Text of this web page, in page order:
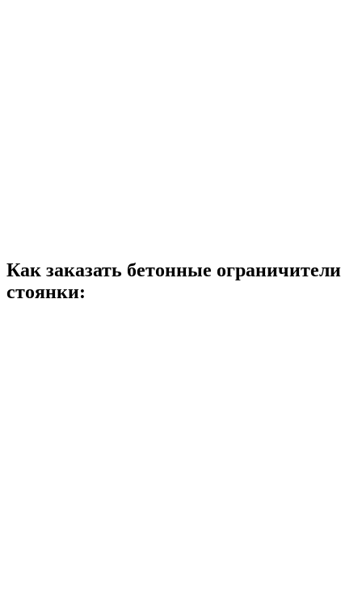
Как заказать бетонные ограничители
стоянки: